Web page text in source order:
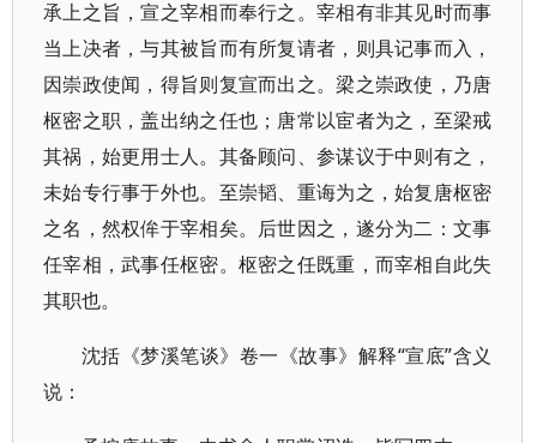
承上之旨，宣之宰相而奉行之。宰相有非其见时而事
当上决者，与其被旨而有所复请者，则具记事而入，
因崇政使闻，得旨则复宣而出之。梁之崇政使，乃唐
枢密之职，盖出纳之任也；唐常以宦者为之，至梁戒
其祸，始更用士人。其备顾问、参谋议于中则有之，
未始专行事于外也。至崇韬、重诲为之，始复唐枢密
之名，然权侔于宰相矣。后世因之，遂分为二：文事
任宰相，武事任枢密。枢密之任既重，而宰相自此失
其职也。
沈括《梦溪笔谈》卷一《故事》解释“宣底”含义
说：